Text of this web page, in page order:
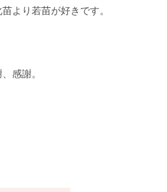
より若苗が好きです。
感謝。